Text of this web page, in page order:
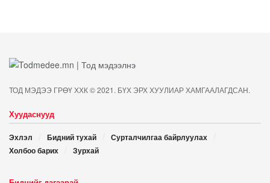
ТОД МЭДЭЭ ГРӨҮ ХХК © 2021. БҮХ ЭРХ ХУУЛИАР ХАМГААЛАГДСАН.
Хуудаснууд
Эхлэл Бидний тухай
Сурталчилгаа байрлуулах
Холбоо барих
Зурхай